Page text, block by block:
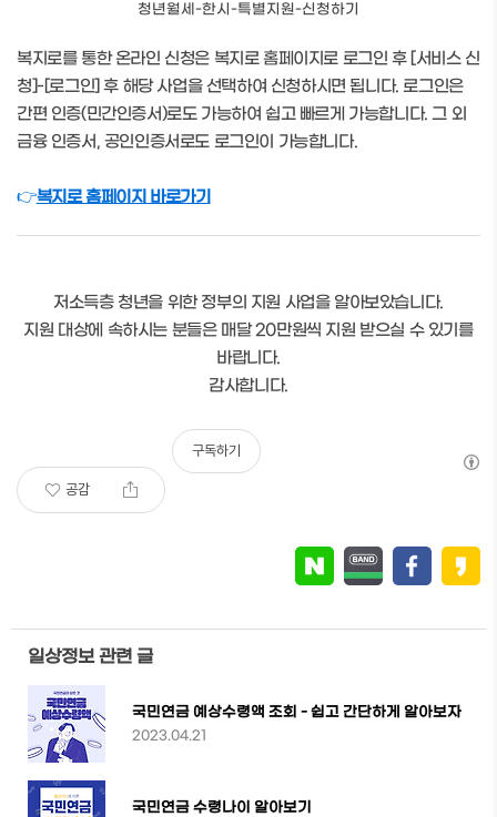
청년월세-한시-특별지원-신청하기
복지로를 통한 온라인 신청은 복지로 홈페이지로 로그인 후 [서비스 신
청]-[로그인] 후 해당 사업을 선택하여 신청하시면 됩니다. 로그인은
간편 인증(민간인증서)로도 가능하여 쉽고 빠르게 가능합니다. 그 외
금융 인증서, 공인인증서로도 로그인이 가능합니다.
👉복지로 홈페이지 바로가기
저소득층 청년을 위한 정부의 지원 사업을 알아보았습니다.
지원 대상에 속하시는 분들은 매달 20만원씩 지원 받으실 수 있기를
바랍니다.
감사합니다.
공감
구독하기
일상정보 관련 글
국민연금 예상수령액 조회 - 쉽고 간단하게 알아보자
2023.04.21
국민연금 수령나이 알아보기